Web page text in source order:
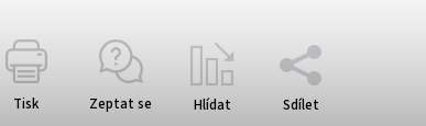
Tisk Zeptat se Hlídat Sdílet